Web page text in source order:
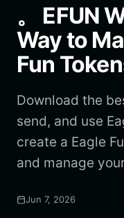
Bahasa Indonesia
ภาษาไทย
हिन्दी
Español
Español (Argentina)
。 EFUN
Way to
Fun
Download the
send, and use
create a Eagle
and manage
Jun 7, 2026